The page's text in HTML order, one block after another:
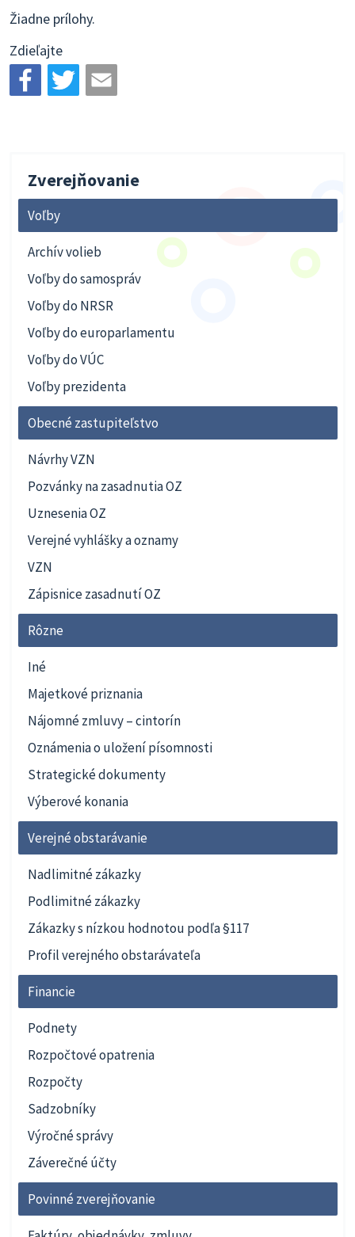
Žiadne prílohy.
Zdieľajte
Zverejňovanie
Voľby
Archív volieb
Voľby do samospráv
Voľby do NRSR
Voľby do europarlamentu
Voľby do VÚC
Voľby prezidenta
Obecné zastupiteľstvo
Návrhy VZN
Pozvánky na zasadnutia OZ
Uznesenia OZ
Verejné vyhlášky a oznamy
VZN
Zápisnice zasadnutí OZ
Rôzne
Iné
Majetkové priznania
Nájomné zmluvy – cintorín
Oznámenia o uložení písomnosti
Strategické dokumenty
Výberové konania
Verejné obstarávanie
Nadlimitné zákazky
Podlimitné zákazky
Zákazky s nízkou hodnotou podľa §117
Profil verejného obstarávateľa
Financie
Podnety
Rozpočtové opatrenia
Rozpočty
Sadzobníky
Výročné správy
Záverečné účty
Povinné zverejňovanie